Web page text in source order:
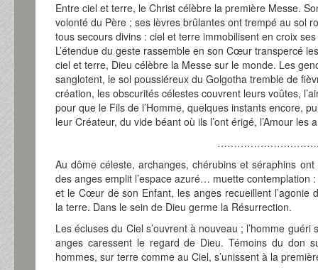
Entre ciel et terre, le Christ célèbre la première Messe.
volonté du Père ; ses lèvres brûlantes ont trempé au sol
tous secours divins : ciel et terre immobilisent en croix
L’étendue du geste rassemble en son Cœur transpercé
ciel et terre, Dieu célèbre la Messe sur le monde. Les
sanglotent, le sol poussiéreux du Golgotha tremble de
création, les obscurités célestes couvrent leurs voûtes,
pour que le Fils de l’Homme, quelques instants encore,
leur Créateur, du vide béant où ils l’ont érigé, l’Amour les
Au dôme céleste, archanges, chérubins et séraphins
des anges emplit l’espace azuré… muette contemplation
et le Cœur de son Enfant, les anges recueillent l’agonie
la terre. Dans le sein de Dieu germe la Résurrection.
Les écluses du Ciel s’ouvrent à nouveau ; l’homme guéri
anges caressent le regard de Dieu. Témoins du don
hommes, sur terre comme au Ciel, s’unissent à la